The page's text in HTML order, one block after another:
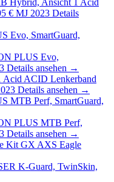
€ MJ 2023 Details
PLUS Evo,
Details ansehen →
Acid ACID Lenkerband
Details ansehen →
PLUS MTB Perf,
Details ansehen →
Kit GX AXS Eagle